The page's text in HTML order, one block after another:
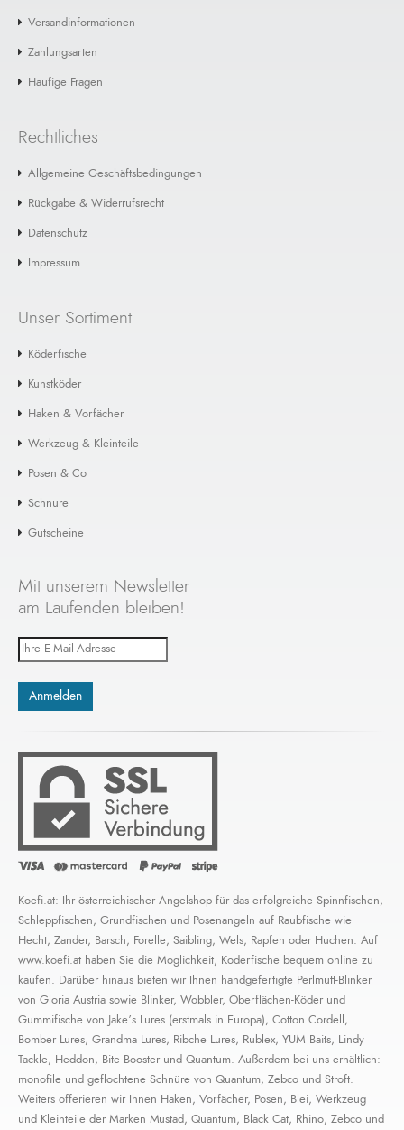
Versandinformationen
Zahlungsarten
Häufige Fragen
Rechtliches
Allgemeine Geschäftsbedingungen
Rückgabe & Widerrufsrecht
Datenschutz
Impressum
Unser Sortiment
Köderfische
Kunstköder
Haken & Vorfächer
Werkzeug & Kleinteile
Posen & Co
Schnüre
Gutscheine
Mit unserem Newsletter
am Laufenden bleiben!
Koefi.at: Ihr österreichischer Angelshop für das erfolgreiche Spinnfischen,
Schleppfischen, Grundfischen und Posenangeln auf Raubfische wie
Hecht, Zander, Barsch, Forelle, Saibling, Wels, Rapfen oder Huchen. Auf
www.koefi.at haben Sie die Möglichkeit, Köderfische bequem online zu
kaufen. Darüber hinaus bieten wir Ihnen handgefertigte Perlmutt-Blinker
von Gloria Austria sowie Blinker, Wobbler, Oberflächen-Köder und
Gummifische von Jake’s Lures (erstmals in Europa), Cotton Cordell,
Bomber Lures, Grandma Lures, Ribche Lures, Rublex, YUM Baits, Lindy
Tackle, Heddon, Bite Booster und Quantum. Außerdem bei uns erhältlich:
monofile und geflochtene Schnüre von Quantum, Zebco und Stroft.
Weiters offerieren wir Ihnen Haken, Vorfächer, Posen, Blei, Werkzeug
und Kleinteile der Marken Mustad, Quantum, Black Cat, Rhino, Zebco und